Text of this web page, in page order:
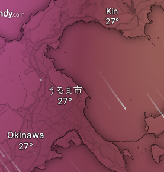
Okinawa
うるま市
Kin